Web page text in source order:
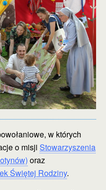
w których
o misji Stowarzyszenia
oraz
Świętej Rodziny.